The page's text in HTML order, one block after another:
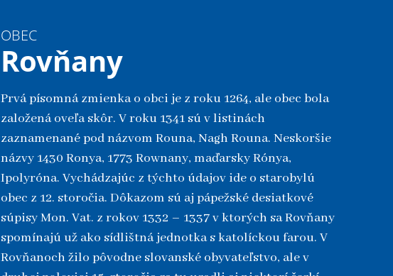
OBEC
Rovňany
Prvá písomná zmienka o obci je z roku 1264, ale obec bola
založená oveľa skôr. V roku 1341 sú v listinách
zaznamenané pod názvom Rouna, Nagh Rouna. Neskoršie
názvy 1430 Ronya, 1773 Rownany, maďarsky Rónya,
Ipolyróna. Vychádzajúc z týchto údajov ide o starobylú
obec z 12. storočia. Dôkazom sú aj pápežské desiatkové
súpisy Mon. Vat. z rokov 1332 – 1337 v ktorých sa Rovňany
spomínajú už ako sídlištná jednotka s katolíckou farou. V
Rovňanoch žilo pôvodne slovanské obyvateľstvo, ale v